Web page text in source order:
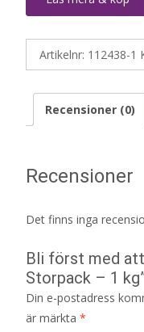
Artikelnr: 112438-1
Recensioner (0)
Recensioner
Det finns inga
Bli först med att
Storpack – 1
Din e-postadress
är märkta *